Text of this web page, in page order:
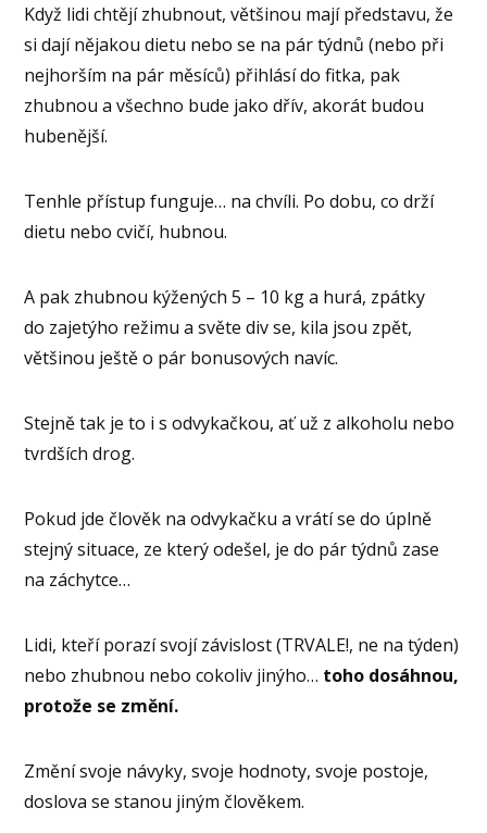
Když lidi chtějí zhubnout, většinou mají představu, že
si dají nějakou dietu nebo se na pár týdnů (nebo při
nejhorším na pár měsíců) přihlásí do fitka, pak
zhubnou a všechno bude jako dřív, akorát budou
hubenější.
Tenhle přístup funguje… na chvíli. Po dobu, co drží
dietu nebo cvičí, hubnou.
A pak zhubnou kýžených 5 – 10 kg a hurá, zpátky
do zajetýho režimu a světe div se, kila jsou zpět,
většinou ještě o pár bonusových navíc.
Stejně tak je to i s odvykačkou, ať už z alkoholu nebo
tvrdších drog.
Pokud jde člověk na odvykačku a vrátí se do úplně
stejný situace, ze který odešel, je do pár týdnů zase
na záchytce…
Lidi, kteří porazí svojí závislost (TRVALE!, ne na týden)
nebo zhubnou nebo cokoliv jinýho… toho dosáhnou,
protože se změní.
Změní svoje návyky, svoje hodnoty, svoje postoje,
doslova se stanou jiným člověkem.